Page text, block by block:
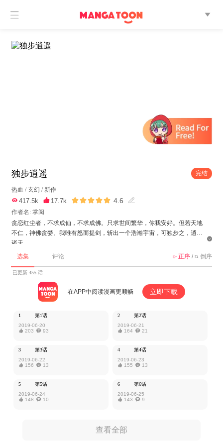
 
独步逍遥 完结
热血 /玄幻 / 新作
 417.5k  17.7k  4.6 
作者名: 掌阅
贪恋红尘者，不求成仙，不求成佛。只求世间繁华，你我安好。但若天地
不仁，神佛贪婪。我唯有怒而提剑，斩出一个浩瀚宇宙，可独步之，逍遥
诸天。
aToon所持立场。

选集 评论  正序/  倒序
已更新 455 话
在APP中阅读漫画更顺畅 立即下载
1
第1话
2019-06-20
 203 93
2
第2话
2019-06-21
 164 21
3
第3话
2019-06-22
 156 13
4
第4话
2019-06-23
 155 13
5
第5话
2019-06-24
 148 10
6
第6话
2019-06-25
 143 9
查看全部